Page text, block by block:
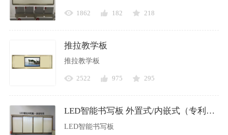
1862 182 218
推拉教学板
推拉教学板
2522 975 295
LED智能书写板 外置式/内嵌式（专利产品）
LED智能书写板